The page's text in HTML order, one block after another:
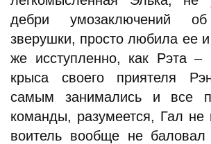
дебри умозаключений об
зверушки, просто любила ее
же исступленно, как Рэта –
крыса своего приятеля
самым занимались и все
команды, разумеется, Гал не
воитель вообще не баловал